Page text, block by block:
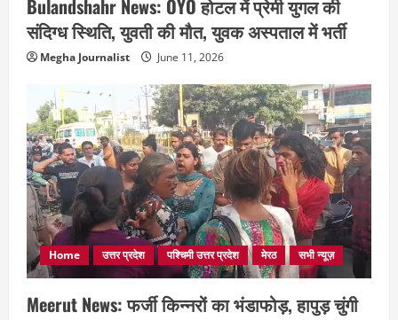
Bulandshahr News: OYO होटल में प्रेमी युगल की
संदिग्ध स्थिति, युवती की मौत, युवक अस्पताल में भर्ती
Megha Journalist June 11, 2026
Home उत्तर प्रदेश पश्चिमी उत्तर प्रदेश मेरठ सभी न्यूज़
Meerut News: फर्जी किन्नरों का भंडाफोड़, हापुड़ चुंगी